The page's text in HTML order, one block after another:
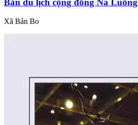
Bản du lịch cộng đồng Nà Luồng
Xã Bản Bo